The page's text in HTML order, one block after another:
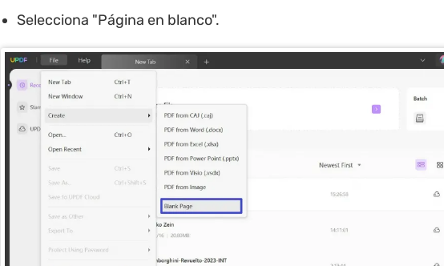
Selecciona "Página en blanco".